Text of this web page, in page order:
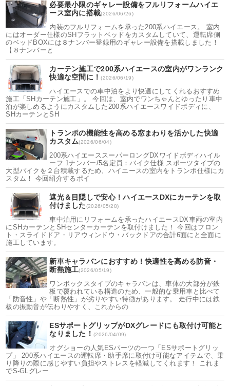
必要最小限のギャレー設備をフルリフォームハイエ
ース室内に搭載(2026/06/26)
内装のフルリフォームを承った200系ハイエース。 室内
にはオーダー仕様のSHフラットベッドをカスタムしていて、運転席側
のベッドBOXには８ナンバー登録用のギャレー設備を搭載しました！
【８ナンバーと
カーテン施工で200系ハイエースの室内がワンランク
快適な空間に！(2026/06/19)
ハイエースでの車中泊をより快適にしてくれるおすすめ
施工「SHカーテン施工」。 今回は、室内でワンちゃんとゆったり車中
泊が楽しめるようにカスタムした200系ハイエースワイドボディに、
SHカーテンとSH
トランポの機能性を高める窓まわりを活かした快適
カスタム(2026/06/04)
200系ハイエーススーパーロングDXワイドボディハイル
ーフ 1ナンバー/5名定員：バイク仕様 スポーツタイプの
大型バイクを２台積載するため、ハイエースの室内をトランポ仕様にカ
スタム！ 今回紹介するポイ
遮光＆目隠しで安心！ハイエースDXにカーテンを取
付けました(2026/05/28)
車中泊用にリフォームを承ったハイエースDX車両の室内
にSHカーテンとSHセンターカーテンを取付けました！ 今回はフロン
ト・スライドドア・リアウィンドウ・バックドアの合計6面にと全面に
施工しています。
新車キャラバンにおすすめ！快適性を高める防音・
断熱施工(2026/05/19)
ワンボックスタイプのキャラバンは、車体の大部分が鉄
板で覆われている構造のため、一般的な乗用車と比べて
「防音性」や「断熱性」が劣りやすい特徴があります。 走行中には鉄
板の振動音が伝わりやすく、これからの
ESサポートグリップがDXグレードにも取付け可能と
なりました！(2026/04/09)
オグショーの人気ESパーツの一つ「ESサポートグリッ
プ」 200系ハイエースの運転席・助手席に取付け可能なアイテムで、乗
り降りの際に感じやすい負担やストレスを軽減してくれます！ これま
でS-GLグレー